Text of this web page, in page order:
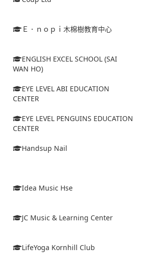
Ｅ．ｎｏｐｉ木棉樹教育中心
ENGLISH EXCEL SCHOOL (SAI
WAN HO)
EYE LEVEL ABI EDUCATION
CENTER
EYE LEVEL PENGUINS EDUCATION
CENTER
Handsup Nail
Idea Music Hse
JC Music & Learning Center
LifeYoga Kornhill Club